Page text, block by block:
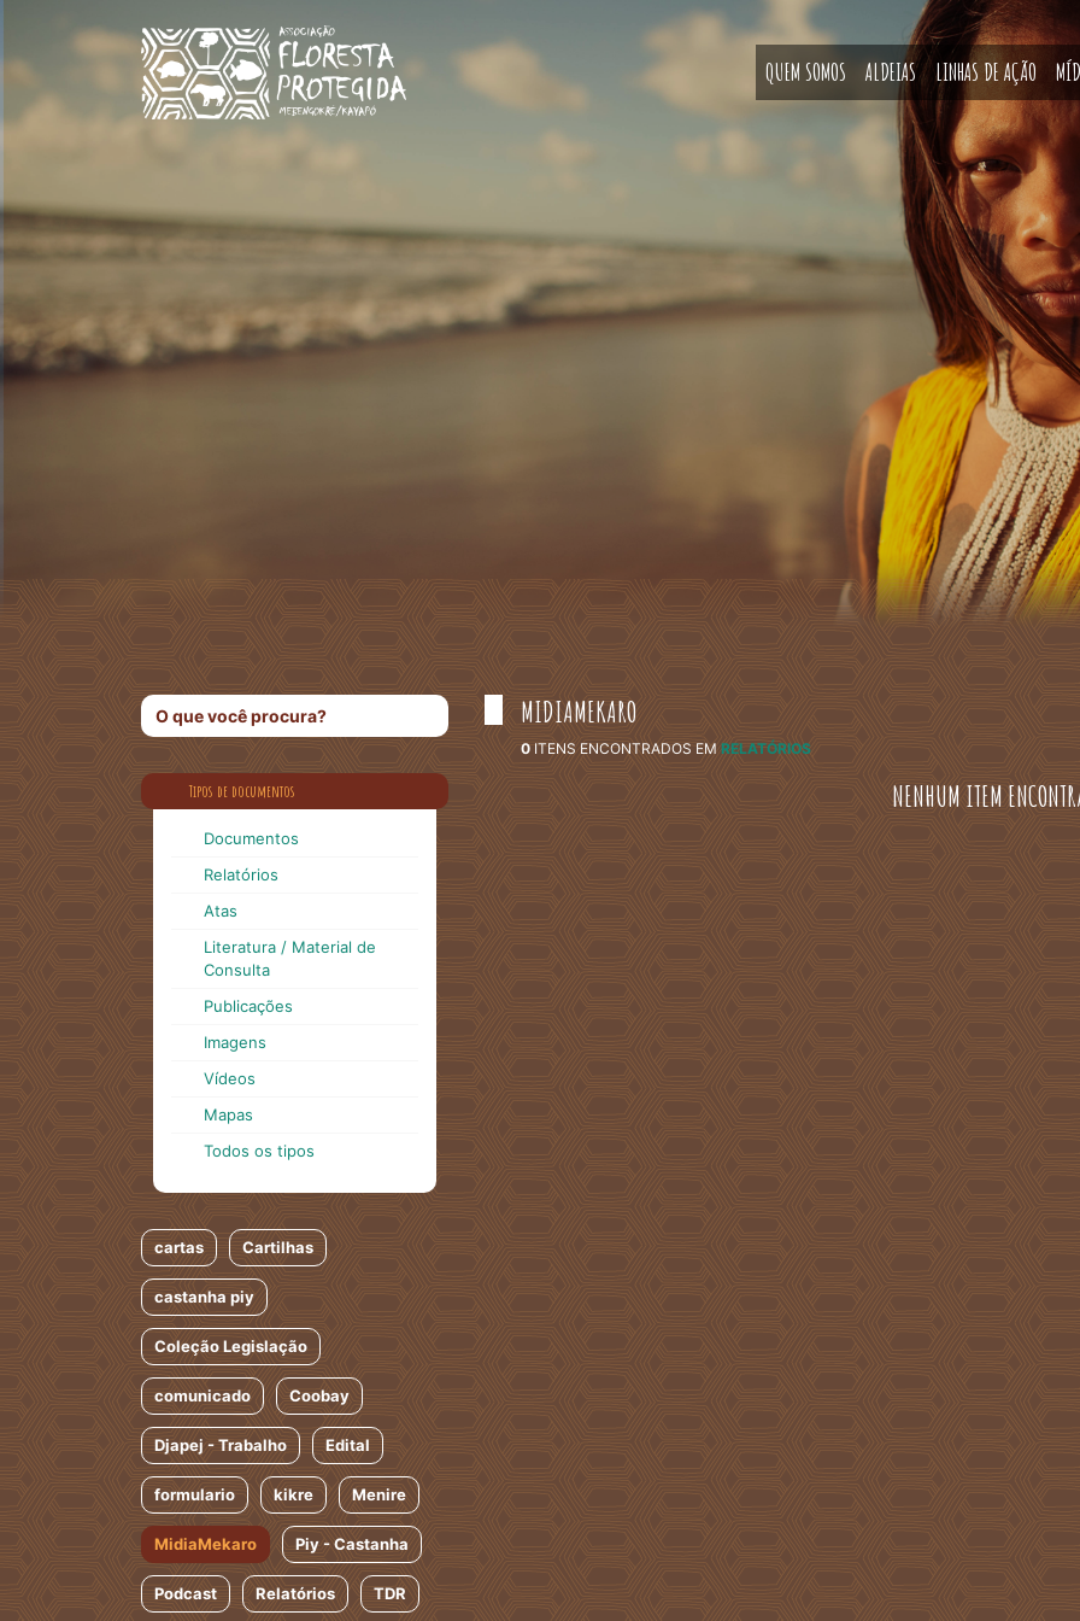
QUEM SOMOS ALDEIAS LINHAS DE AÇÃO
Tipos de documentos
Documentos
Relatórios
Atas
Literatura / Material de
Consulta
Publicações
Imagens
Vídeos
Mapas
Todos os tipos
cartas Cartilhas
castanha piy
Coleção Legislação
comunicado Coobay
Djapej - Trabalho Edital
formulario kikre Menire
MidiaMekaro Piy - Castanha
Podcast Relatórios TDR
MIDIAMEKARO
0 ITENS ENCONTRADOS EM RELATÓRIOS
NENHUM ITEM